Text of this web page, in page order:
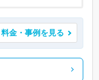
料金・事例を見る